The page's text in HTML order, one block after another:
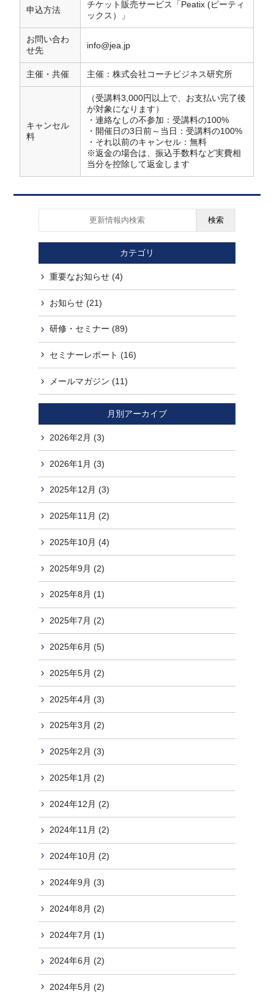
申込方法
チケット販売サービス「Peatix (ピーティ
ックス）」
お問い合わ
せ先
info@jea.jp
主催・共催 主催：株式会社コーチビジネス研究所
キャンセル
料
（受講料3,000円以上で、お支払い完了後
が対象になります）
・連絡なしの不参加：受講料の100%
・開催日の3日前～当日：受講料の100%
・それ以前のキャンセル：無料
※返金の場合は、振込手数料など実費相
当分を控除して返金します
検索
カテゴリ
重要なお知らせ (4)
お知らせ (21)
研修・セミナー (89)
セミナーレポート (16)
メールマガジン (11)
月別アーカイブ
2026年2月 (3)
2026年1月 (3)
2025年12月 (3)
2025年11月 (2)
2025年10月 (4)
2025年9月 (2)
2025年8月 (1)
2025年7月 (2)
2025年6月 (5)
2025年5月 (2)
2025年4月 (3)
2025年3月 (2)
2025年2月 (3)
2025年1月 (2)
2024年12月 (2)
2024年11月 (2)
2024年10月 (2)
2024年9月 (3)
2024年8月 (2)
2024年7月 (1)
2024年6月 (2)
2024年5月 (2)